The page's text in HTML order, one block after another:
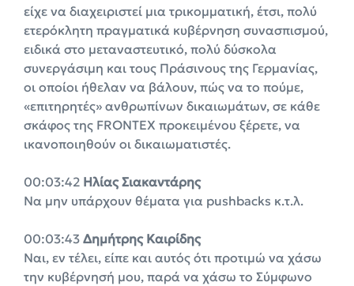
είχε να διαχειριστεί μια τρικομματική, έτσι, πολύ
ετερόκλητη πραγματικά κυβέρνηση συνασπισμού,
ειδικά στο μεταναστευτικό, πολύ δύσκολα
συνεργάσιμη και τους Πράσινους της Γερμανίας,
οι οποίοι ήθελαν να βάλουν, πώς να το πούμε,
«επιτηρητές» ανθρωπίνων δικαιωμάτων, σε κάθε
σκάφος της FRONTEX προκειμένου ξέρετε, να
ικανοποιηθούν οι δικαιωματιστές.
00:03:42 Ηλίας Σιακαντάρης
Να μην υπάρχουν θέματα για pushbacks κ.τ.λ.
00:03:43 Δημήτρης Καιρίδης
Ναι, εν τέλει, είπε και αυτός ότι προτιμώ να χάσω
την κυβέρνησή μου, παρά να χάσω το Σύμφωνο